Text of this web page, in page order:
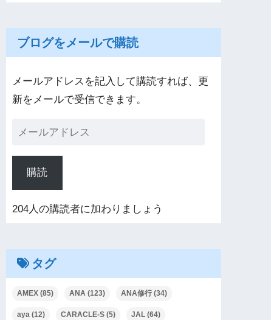
ブログをメールで購読
メールアドレスを記入して購読すれば、更
新をメールで受信できます。
購読
204人の購読者に加わりましょう
タグ
AMEX (85) ANA (123) ANA修行 (34)
aya (12) CARACLE-S (5) JAL (64)